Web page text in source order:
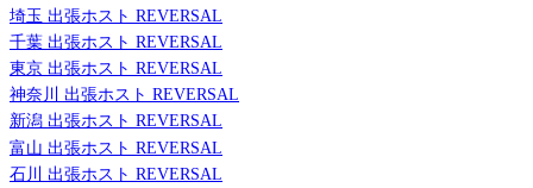
埼玉 出張ホスト REVERSAL
千葉 出張ホスト REVERSAL
東京 出張ホスト REVERSAL
神奈川 出張ホスト REVERSAL
新潟 出張ホスト REVERSAL
富山 出張ホスト REVERSAL
石川 出張ホスト REVERSAL